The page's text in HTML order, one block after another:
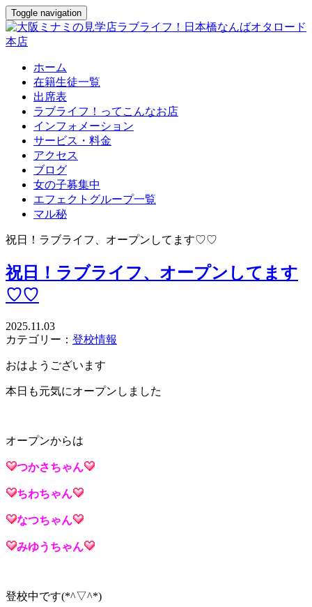
Toggle navigation
ホーム
在籍生徒一覧
出席表
ラブライフ！ってこんなお店
インフォメーション
サービス・料金
アクセス
ブログ
女の子募集中
エフェクトグループ一覧
マル秘
祝日！ラブライフ、オープンしてます♡♡
祝日！ラブライフ、オープンしてます
♡♡
2025.11.03
カテゴリー： 登校情報
おはようございます
本日も元気にオープンしました
オープンからは
つかさちゃん
ちわちゃん
なつちゃん
みゆう ちゃん
登校中です(*^▽^*)